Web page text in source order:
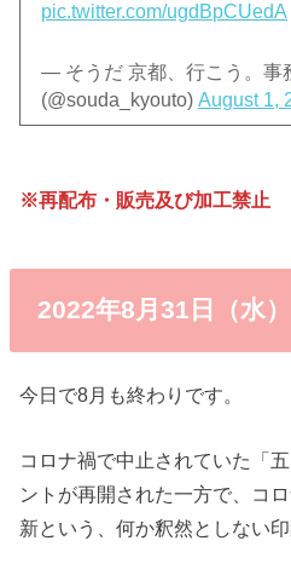
pic.twitter.com/ugdBpCUedA
— そうだ 京都、行こう。事
(@souda_kyouto)August 1,
※再配布・販売及び加工禁止​
2022年8月31日（水）
今日で8月も終わりです。
コロナ禍で中止されていた「
ントが再開された一方で、コ
新という、何か釈然としない